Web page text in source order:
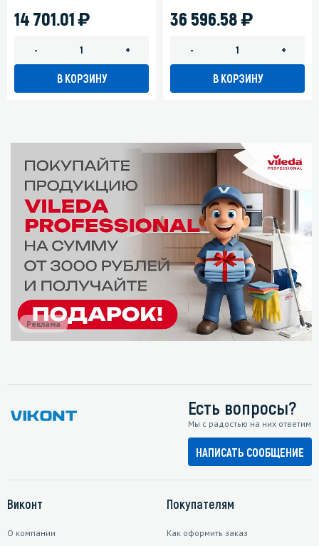
14 701.01)
- +
В КОРЗИНУ
36 596.58)
- +
В КОРЗИНУ
Реклама
Есть вопросы?
Мы с радостью на них ответим
НАПИСАТЬ СООБЩЕНИЕ
Виконт
О компании
Покупателям
Как оформить заказ